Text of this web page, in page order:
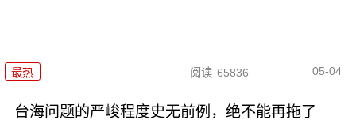
最热 阅读 65836 05-04
台海问题的严峻程度史无前例，绝不能再拖了